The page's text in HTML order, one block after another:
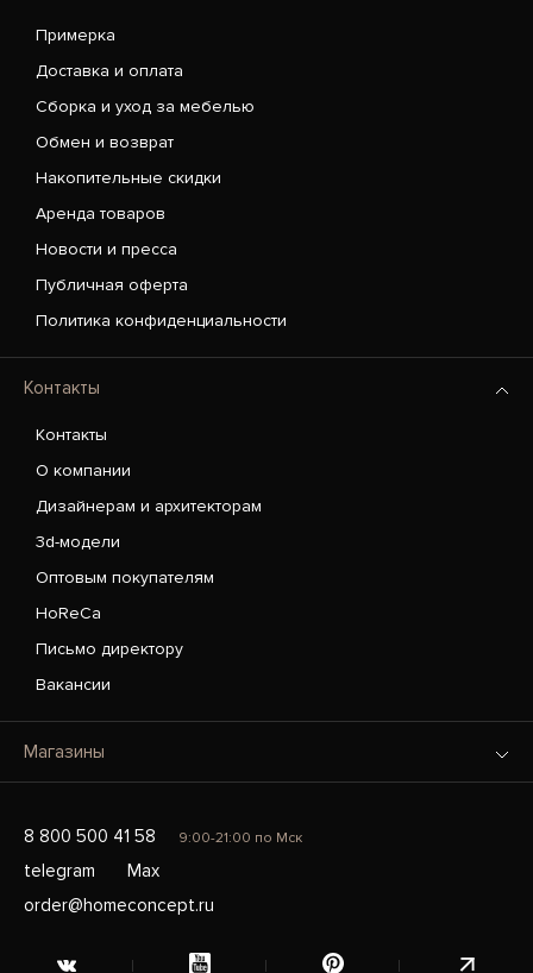
Примерка
Доставка и оплата
Сборка и уход за мебелью
Обмен и возврат
Накопительные скидки
Аренда товаров
Новости и пресса
Публичная оферта
Политика конфиденциальности
Контакты
Контакты
О компании
Дизайнерам и архитекторам
3d-модели
Оптовым покупателям
HoReCa
Письмо директору
Вакансии
Магазины
8 800 500 41 58 9:00-21:00 по Мск
telegram
Max
order@homeconcept.ru